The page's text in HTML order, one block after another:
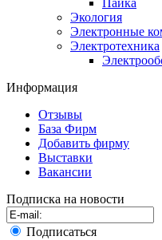
Пайка
Экология
Электронные
Электротехника
Информация
Отзывы
База Фирм
Добавить фирму
Выставки
Вакансии
Подписка на новости
Подписаться